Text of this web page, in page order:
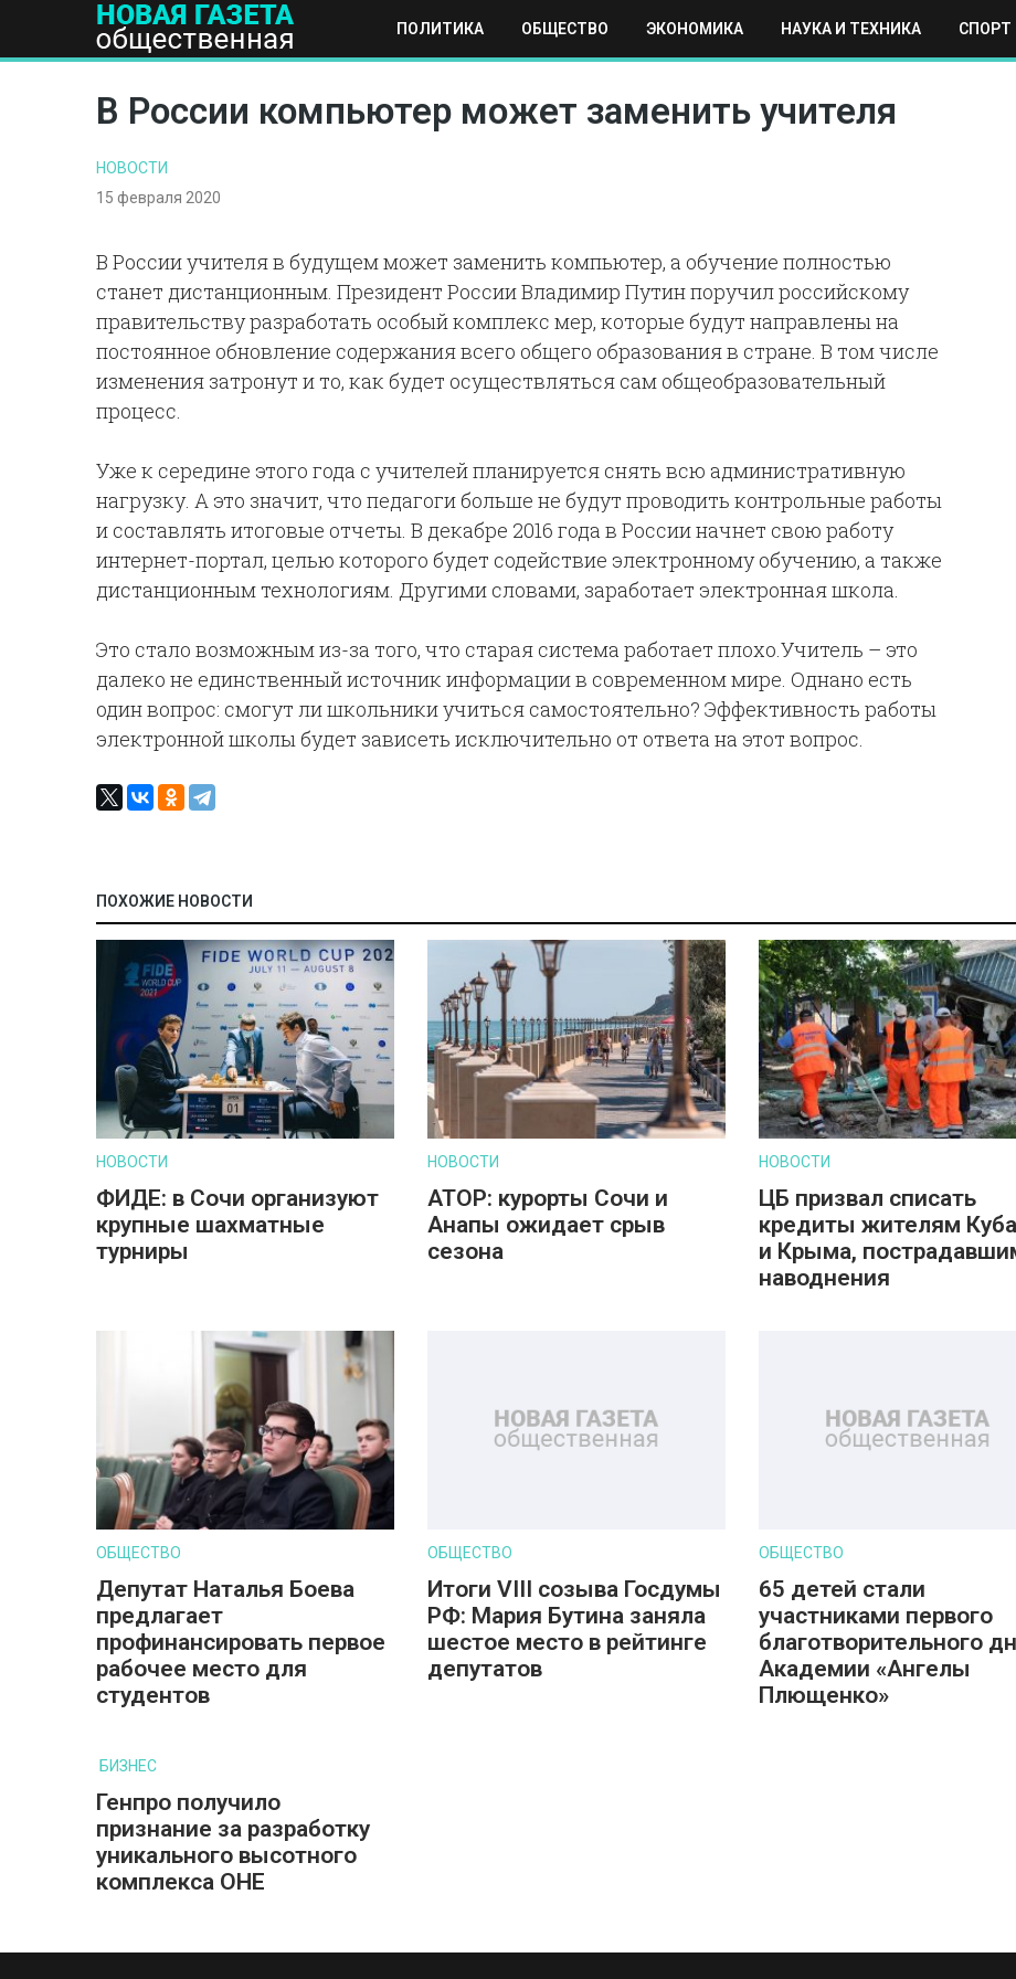
ПОЛИТИКА ОБЩЕСТВО ЭКОНОМИКА НАУКА И ТЕХНИКА СПОРТ
ПОЛИТИКА ОБЩЕСТВО ЭКОНОМИКА НАУКА И ТЕХНИКА СПОРТ МОСКВА РЕГИОНЫ МИР
В России компьютер может заменить учителя
НОВОСТИ
15 февраля 2020
В России учителя в будущем может заменить компьютер, а обучение полностью
станет дистанционным. Президент России Владимир Путин поручил российскому
правительству разработать особый комплекс мер, которые будут направлены на
постоянное обновление содержания всего общего образования в стране. В том числе
изменения затронут и то, как будет осуществляться сам общеобразовательный
процесс.
Уже к середине этого года с учителей планируется снять всю административную
нагрузку. А это значит, что педагоги больше не будут проводить контрольные работы
и составлять итоговые отчеты. В декабре 2016 года в России начнет свою работу
интернет-портал, целью которого будет содействие электронному обучению, а также
дистанционным технологиям. Другими словами, заработает электронная школа.
Это стало возможным из-за того, что старая система работает плохо.Учитель – это
далеко не единственный источник информации в современном мире. Однано есть
один вопрос: смогут ли школьники учиться самостоятельно? Эффективность работы
электронной школы будет зависеть исключительно от ответа на этот вопрос.
ПОХОЖИЕ НОВОСТИ
НОВОСТИ
ФИДЕ: в Сочи организуют
крупные шахматные
турниры
НОВОСТИ
АТОР: курорты Сочи и
Анапы ожидает срыв
сезона
НОВОСТИ
ЦБ призвал списать
кредиты жителям
и Крыма,
наводнения
ОБЩЕСТВО
Депутат Наталья Боева
предлагает
профинансировать первое
рабочее место для
студентов
ОБЩЕСТВО
Итоги VIII созыва Госдумы
РФ: Мария Бутина заняла
шестое место в рейтинге
депутатов
ОБЩЕСТВО
65 детей стали
участниками первого
благотворительного
Академии «Ангелы
Плющенко»
БИЗНЕС
Генпро получило
признание за разработку
уникального высотного
комплекса ОНЕ